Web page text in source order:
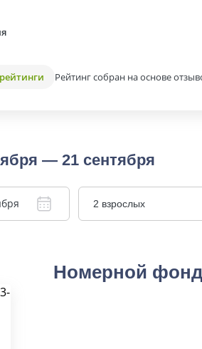
Рейтинг собран на основе
— 21 сентября
2 взрослых
Номерной фонд